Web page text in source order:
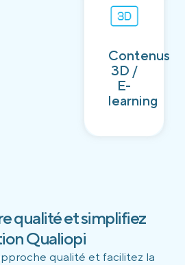
Contenus
3D /
E-
learning
Découvrir
qualité et simplifiez
Qualiopi
qualité et facilitez la